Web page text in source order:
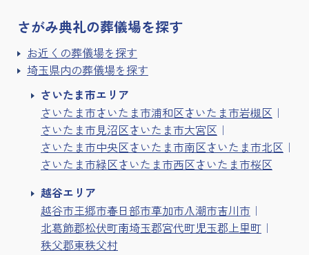
さがみ典礼の葬儀場を探す
お近くの葬儀場を探す
埼玉県内の葬儀場を探す
さいたま市エリア
さいたま市さいたま市浦和区さいたま市岩槻区
さいたま市見沼区さいたま市大宮区
さいたま市中央区さいたま市南区さいたま市北区
さいたま市緑区さいたま市西区さいたま市桜区
越谷エリア
越谷市三郷市春日部市草加市八潮市吉川市
北葛飾郡松伏町南埼玉郡宮代町児玉郡上里町
秩父郡東秩父村